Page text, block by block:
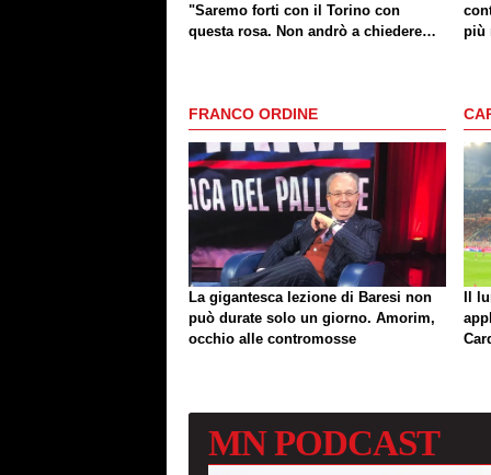
"Saremo forti con il Torino con
questa rosa. Non andrò a chiedere
più
FRANCO ORDINE
La gigantesca lezione di Baresi non
può durate solo un giorno. Amorim,
occhio alle contromosse
Il
MNPODCAST